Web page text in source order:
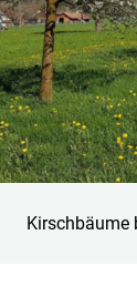
Kirschbäume